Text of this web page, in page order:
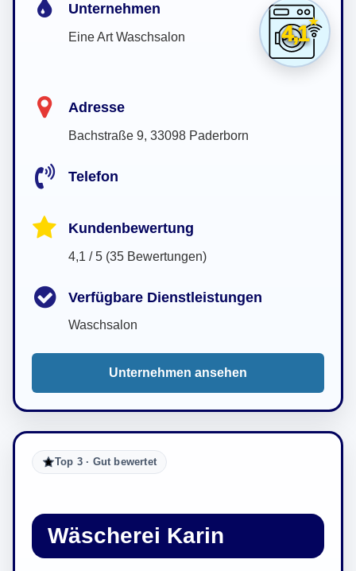
4,1
Unternehmen
Eine Art Waschsalon
Adresse
Bachstraße 9, 33098 Paderborn
Telefon
Kundenbewertung
4,1 / 5 (35 Bewertungen)
Verfügbare Dienstleistungen
Waschsalon
Unternehmen ansehen
Top 3 · Gut bewertet
Wäscherei Karin